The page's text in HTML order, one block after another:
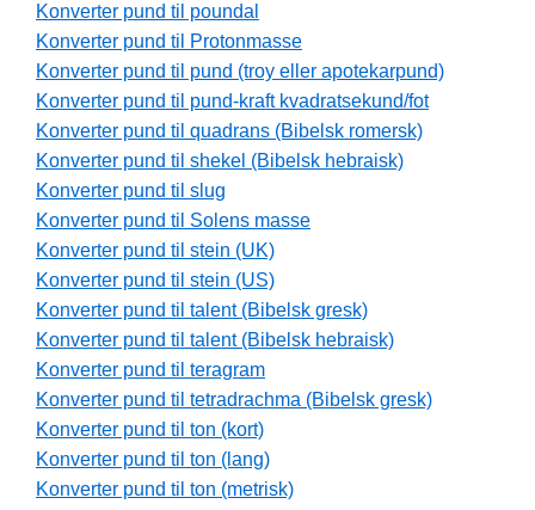
Konverter pund til poundal
Konverter pund til Protonmasse
Konverter pund til pund (troy eller apotekarpund)
Konverter pund til pund-kraft kvadratsekund/fot
Konverter pund til quadrans (Bibelsk romersk)
Konverter pund til shekel (Bibelsk hebraisk)
Konverter pund til slug
Konverter pund til Solens masse
Konverter pund til stein (UK)
Konverter pund til stein (US)
Konverter pund til talent (Bibelsk gresk)
Konverter pund til talent (Bibelsk hebraisk)
Konverter pund til teragram
Konverter pund til tetradrachma (Bibelsk gresk)
Konverter pund til ton (kort)
Konverter pund til ton (lang)
Konverter pund til ton (metrisk)